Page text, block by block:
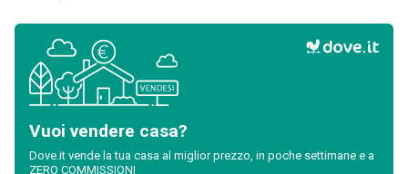
Vuoi vendere casa?
Dove.it vende la tua casa al miglior prezzo, in poche settimane e a
ZERO COMMISSIONI